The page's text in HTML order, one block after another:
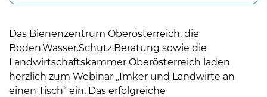
Das Bienenzentrum Oberösterreich, die
Boden.Wasser.Schutz.Beratung sowie die
Landwirtschaftskammer Oberösterreich laden
herzlich zum Webinar „Imker und Landwirte an
einen Tisch“ ein. Das erfolgreiche